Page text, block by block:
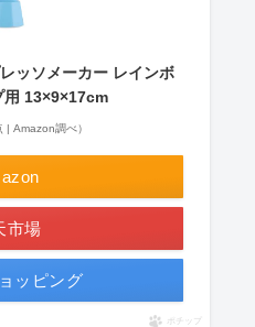
ッソメーカー レインボ
用 13×9×17cm
| Amazon調べ）
市場
ッピング
ポチップ